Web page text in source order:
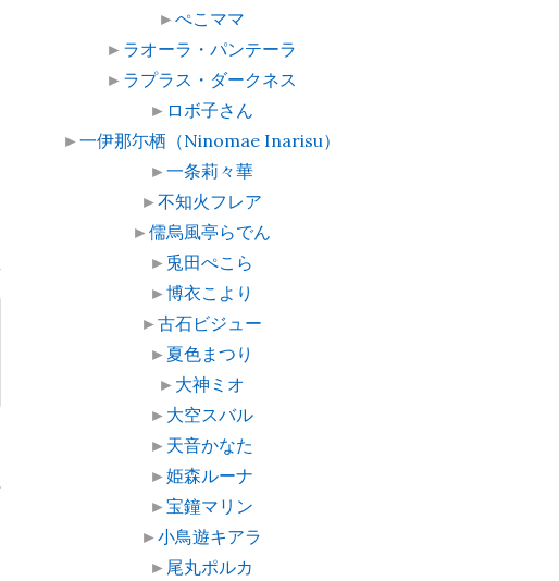
►ぺこママ
► ラオーラ・パンテーラ
► ラプラス・ダークネス
► ロボ子さん
►一伊那尓栖（Ninomae Inarisu）
►一条莉々華
►不知火フレア
►儒烏風亭らでん
► 兎田ぺこら
►博衣こより
►古石ビジュー
► 夏色まつり
► 大神ミオ
► 大空スバル
► 天音かなた
►姫森ルーナ
►宝鐘マリン
►小鳥遊キアラ
► 尾丸ポルカ